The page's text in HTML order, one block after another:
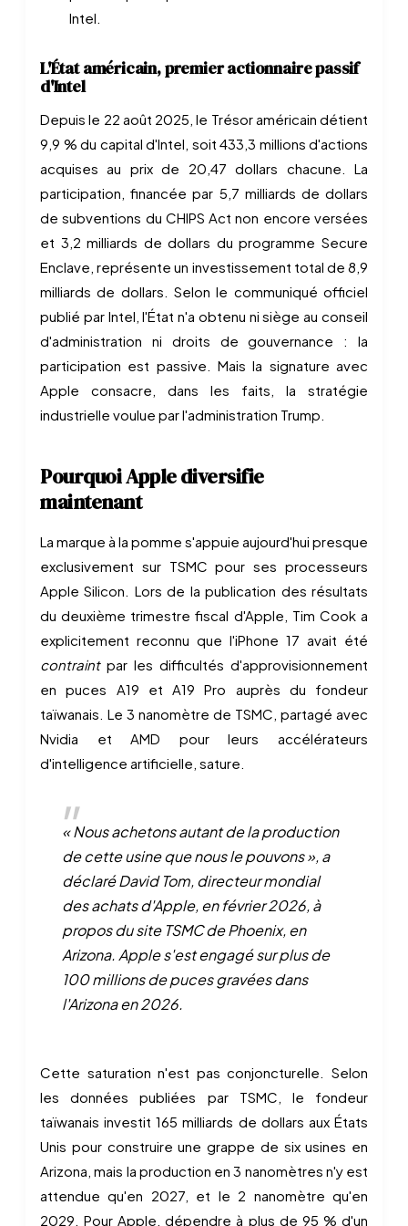
Intel.
L'État américain, premier actionnaire passif
d'Intel
Depuis le 22 août 2025, le Trésor américain détient
9,9 % du capital d'Intel, soit 433,3 millions d'actions
acquises au prix de 20,47 dollars chacune. La
participation, financée par 5,7 milliards de dollars
de subventions du CHIPS Act non encore versées
et 3,2 milliards de dollars du programme Secure
Enclave, représente un investissement total de 8,9
milliards de dollars. Selon le communiqué officiel
publié par Intel, l'État n'a obtenu ni siège au conseil
d'administration ni droits de gouvernance : la
participation est passive. Mais la signature avec
Apple consacre, dans les faits, la stratégie
industrielle voulue par l'administration Trump.
Pourquoi Apple diversifie
maintenant
La marque à la pomme s'appuie aujourd'hui presque
exclusivement sur TSMC pour ses processeurs
Apple Silicon. Lors de la publication des résultats
du deuxième trimestre fiscal d'Apple, Tim Cook a
explicitement reconnu que l'iPhone 17 avait été
contraintpar les difficultés d'approvisionnement
en puces A19 et A19 Pro auprès du fondeur
taïwanais. Le 3 nanomètre de TSMC, partagé avec
Nvidia et AMD pour leurs accélérateurs
d'intelligence artificielle, sature.
« Nous achetons autant de la production
de cette usine que nous le pouvons », a
déclaré David Tom, directeur mondial
des achats d'Apple, en février 2026, à
propos du site TSMC de Phoenix, en
Arizona. Apple s'est engagé sur plus de
100 millions de puces gravées dans
l'Arizona en 2026.
Cette saturation n'est pas conjoncturelle. Selon
les données publiées par TSMC, le fondeur
taïwanais investit 165 milliards de dollars aux États
Unis pour construire une grappe de six usines en
Arizona, mais la production en 3 nanomètres n'y est
attendue qu'en 2027, et le 2 nanomètre qu'en
2029. Pour Apple, dépendre à plus de 95 % d'un